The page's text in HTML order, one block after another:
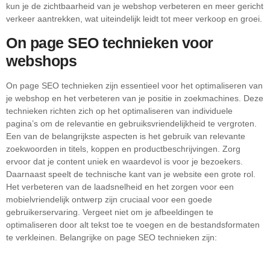
kun je de zichtbaarheid van je webshop verbeteren en meer gericht
verkeer aantrekken, wat uiteindelijk leidt tot meer verkoop en groei.
On page SEO technieken voor
webshops
On page SEO technieken zijn essentieel voor het optimaliseren van
je webshop en het verbeteren van je positie in zoekmachines. Deze
technieken richten zich op het optimaliseren van individuele
pagina’s om de relevantie en gebruiksvriendelijkheid te vergroten.
Een van de belangrijkste aspecten is het gebruik van relevante
zoekwoorden in titels, koppen en productbeschrijvingen. Zorg
ervoor dat je content uniek en waardevol is voor je bezoekers.
Daarnaast speelt de technische kant van je website een grote rol.
Het verbeteren van de laadsnelheid en het zorgen voor een
mobielvriendelijk ontwerp zijn cruciaal voor een goede
gebruikerservaring. Vergeet niet om je afbeeldingen te
optimaliseren door alt tekst toe te voegen en de bestandsformaten
te verkleinen. Belangrijke on page SEO technieken zijn: